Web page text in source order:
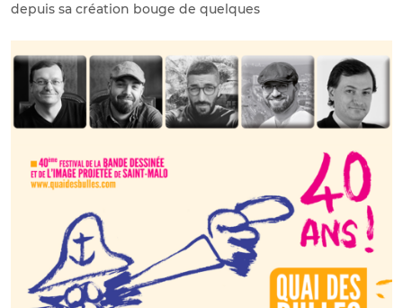
depuis sa création bouge de quelques